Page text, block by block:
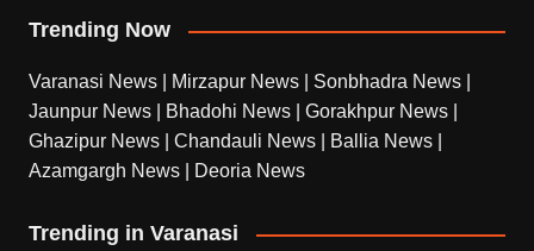
Trending Now
Varanasi News Mirzapur News Sonbhadra News
Jaunpur News
Bhadohi News Gorakhpur News
Ghazipur News
Chandauli News Ballia News
Azamgargh News
Deoria News
Trending in Varanasi